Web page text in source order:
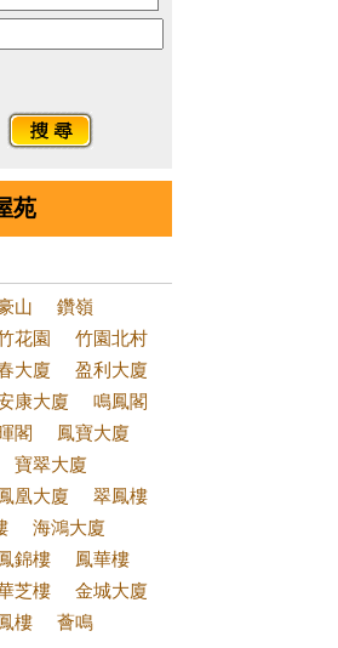
苑
山
鑽嶺
花園
竹園北村
大廈
盈利大廈
康大廈
鳴鳳閣
閣
鳳寶大廈
寶翠大廈
凰大廈
翠鳳樓
海鴻大廈
錦樓
鳳華樓
芝樓
金城大廈
樓 薈鳴